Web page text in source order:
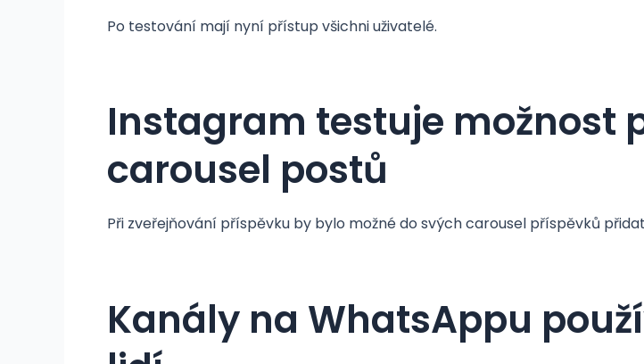
Po testování mají nyní přístup všichni uživatelé.
Instagram testuje možnost
carousel postů
Při zveřejňování příspěvku by bylo možné do svých carousel příspěvků
Kanály na WhatsAppu